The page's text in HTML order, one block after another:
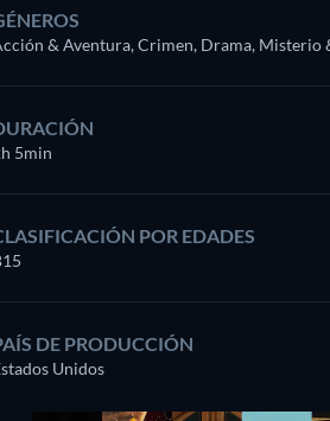
& Aventura, Crimen, Drama, Misterio
5min
POR EDADES
DE PRODUCCIÓN
Unidos